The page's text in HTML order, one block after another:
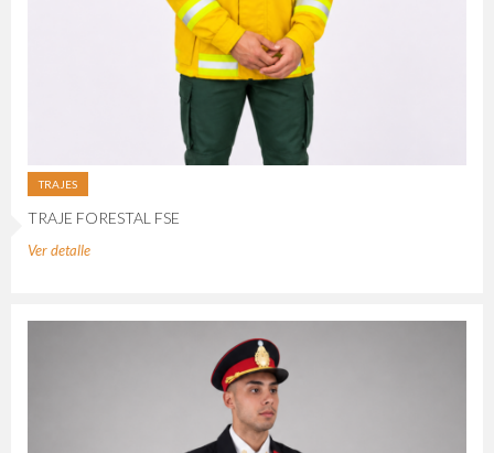
TRAJES
TRAJE FORESTAL FSE
Ver detalle